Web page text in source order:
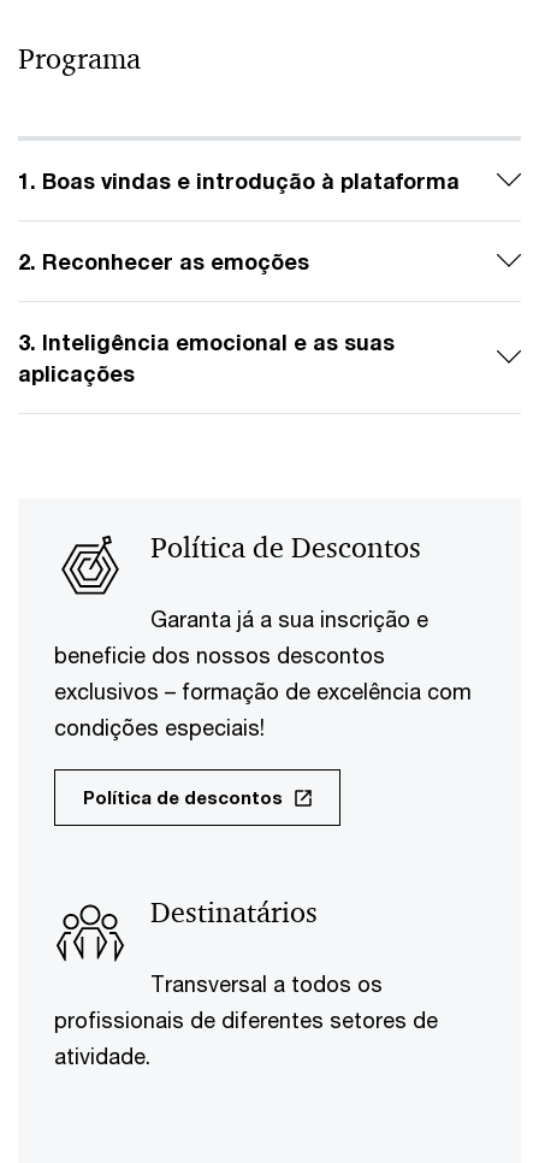
Programa
1. Boas vindas e introdução à plataforma
2. Reconhecer as emoções
3. Inteligência emocional e as suas
aplicações
Política de Descontos
Garanta já a sua inscrição e
beneficie dos nossos descontos
exclusivos – formação de excelência com
condições especiais!
Política de descontos
Destinatários
Transversal a todos os
profissionais de diferentes setores de
atividade.